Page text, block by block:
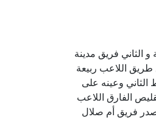
بالجولة الخامسة بدوري فرجان قطر 2024/2023 بعد ما حقق الفوز بجدارة بنتيجة 3 : 1 ليرفع رصيدة إلى 13 نقطة و الثاني فريق مدينة
نظيفه إلا إن أم صلال بالدقيقة 18 سجل هدف الأول عن طريق اللاعب ربيعة
وعينه على
سجيل اللاعب خليفة محمد ال ثاني الهدف الثاني بالدقية 44 ، وسجل هدف تقليص الفارق اللاعب
اليزيدي ، و بهذا يتصدر فريق أم صلال